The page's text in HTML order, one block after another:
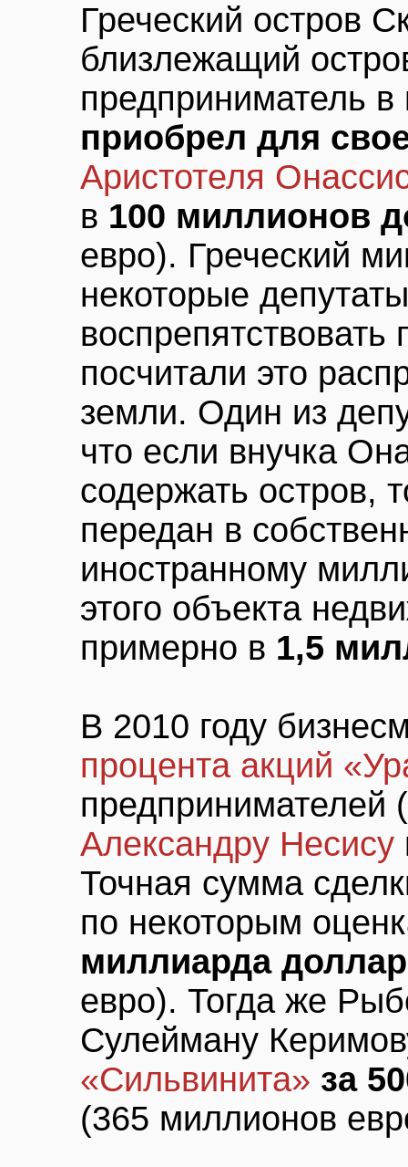
Греческий остров
близлежащий
предприниматель в
приобрел для
Аристотеля
в 100 миллионов
евро). Греческий
некоторые
посчитали это
земли. Один из
что если внучка
содержать остров,
передан в
иностранному
этого объекта
примерно в 1,5
В 2010 году
процента акций
предпринимателей (
Александру Несису
Точная сумма
по некоторым
миллиарда
евро). Тогда же
Сулейману
«Сильвинита» за
(365 миллионов